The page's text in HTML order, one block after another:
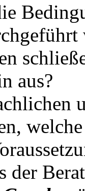
aus?
der